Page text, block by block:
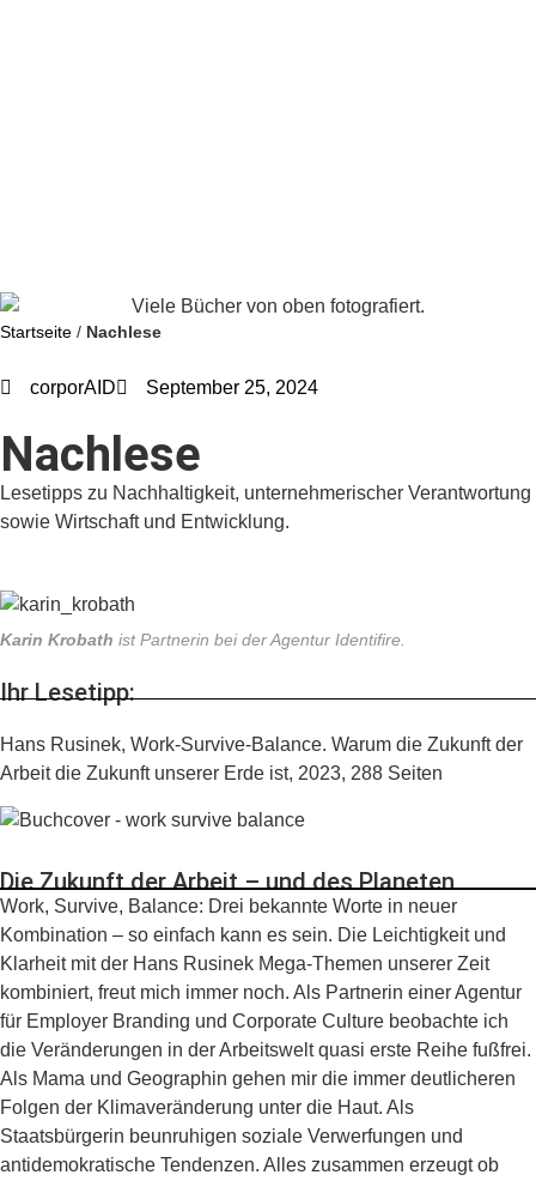
Startseite / Nachlese
corporAID September 25, 2024
Nachlese
Lesetipps zu Nachhaltigkeit, unternehmerischer Verantwortung
sowie Wirtschaft und Entwicklung.
Karin Krobath ist Partnerin bei der Agentur Identifire.
Ihr Lesetipp:
Hans Rusinek, Work-Survive-Balance. Warum die Zukunft der
Arbeit die Zukunft unserer Erde ist, 2023, 288 Seiten
Die Zukunft der Arbeit – und des Planeten
Work, Survive, Balance: Drei bekannte Worte in neuer
Kombination – so einfach kann es sein. Die Leichtigkeit und
Klarheit mit der Hans Rusinek Mega-Themen unserer Zeit
kombiniert, freut mich immer noch. Als Partnerin einer Agentur
für Employer Branding und Corporate Culture beobachte ich
die Veränderungen in der Arbeitswelt quasi erste Reihe fußfrei.
Als Mama und Geographin gehen mir die immer deutlicheren
Folgen der Klimaveränderung unter die Haut. Als
Staatsbürgerin beunruhigen soziale Verwerfungen und
antidemokratische Tendenzen. Alles zusammen erzeugt ob